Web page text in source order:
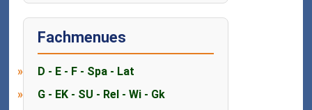
Fachmenues
D - E - F - Spa - Lat
G - EK - SU - Rel - Wi - Gk